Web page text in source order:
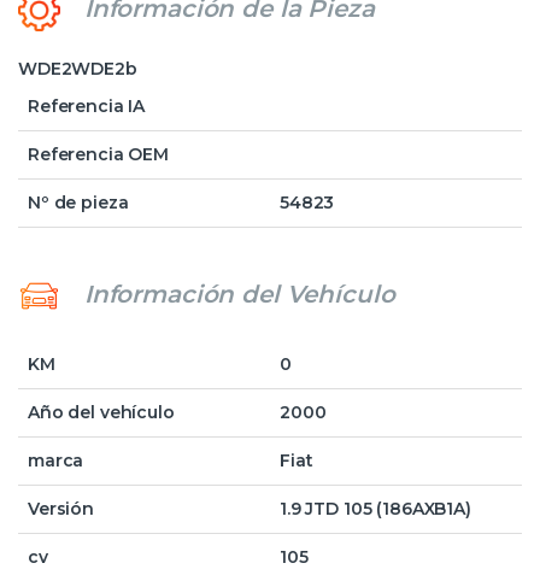
Información de la Pieza
WDE2WDE2b
Referencia IA
Referencia OEM
Nº de pieza 54823
Información del Vehículo
KM 0
Año del vehículo 2000
marca Fiat
Versión 1.9 JTD 105 (186AXB1A)
cv 105